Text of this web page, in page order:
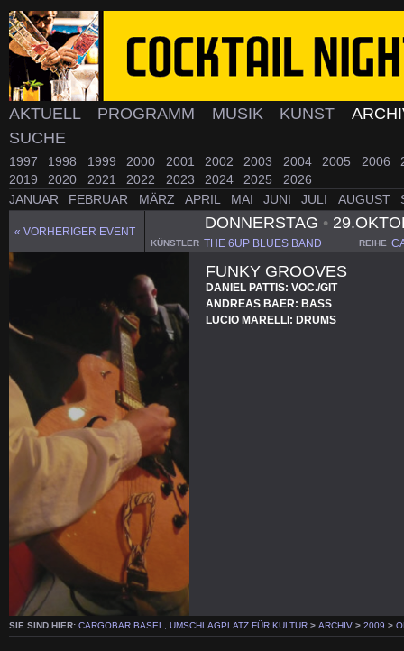
AKTUELL PROGRAMM MUSIK KUNST
SUCHE
1997 1998 1999 2000 2001 2002 2003 2004 2005 2006
2019
2020 2021 2022 2023 2024 2025
2026
JANUAR
FEBRUAR MÄRZ APRIL MAI JUNI JULI AUGUST
« VORHERIGER EVENT
DONNERSTAG •
KÜNSTLER THE 6UP BLUES BAND REIHE
FUNKY GROOVES
DANIEL PATTIS: VOC./GIT
ANDREAS BAER: BASS
LUCIO MARELLI: DRUMS
SIE SIND HIER: CARGOBAR BASEL, UMSCHLAGPLATZ FÜR KULTUR > ARCHIV > 2009 >